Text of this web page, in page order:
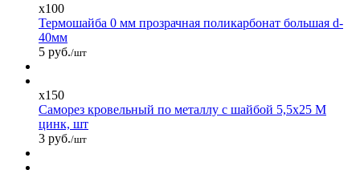
x100
Термошайба 0 мм прозрачная поликарбонат большая d-
40мм
5 руб./шт
x150
Саморез кровельный по металлу с шайбой 5,5x25 М
цинк, шт
3 руб./шт